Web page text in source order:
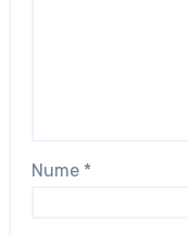
Nume *